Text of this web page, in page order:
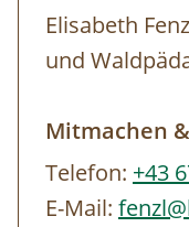
Elisabeth
und
Mitmachen
Telefon: +43
E-Mail: